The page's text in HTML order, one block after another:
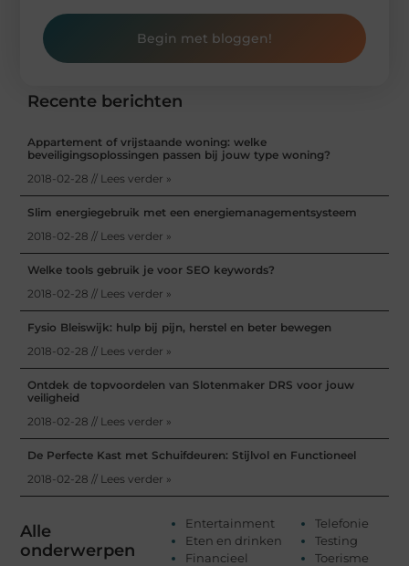
Alle
onderwerpen
Entertainment
Eten en drinken
Financieel
Telefonie
Testing
Toerisme
Recente berichten
Appartement of vrijstaande woning: welke
beveiligingsoplossingen passen bij jouw type woning?
2018-02-28 // Lees verder »
Slim energiegebruik met een energiemanagementsysteem
2018-02-28 // Lees verder »
Welke tools gebruik je voor SEO keywords?
2018-02-28 // Lees verder »
Fysio Bleiswijk: hulp bij pijn, herstel en beter bewegen
2018-02-28 // Lees verder »
Ontdek de topvoordelen van Slotenmaker DRS voor jouw
veiligheid
2018-02-28 // Lees verder »
De Perfecte Kast met Schuifdeuren: Stijlvol en Functioneel
2018-02-28 // Lees verder »
Begin met bloggen!